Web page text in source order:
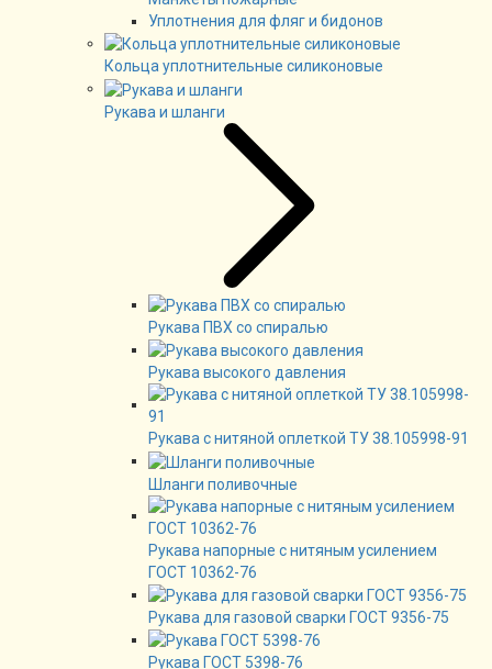
Уплотнения для фляг и бидонов
Кольца уплотнительные силиконовые
Рукава и шланги
Рукава ПВХ со спиралью
Рукава высокого давления
Рукава с нитяной оплеткой ТУ 38.105998-91
Шланги поливочные
Рукава напорные с нитяным усилением
ГОСТ 10362-76
Рукава для газовой сварки ГОСТ 9356-75
Рукава ГОСТ 5398-76